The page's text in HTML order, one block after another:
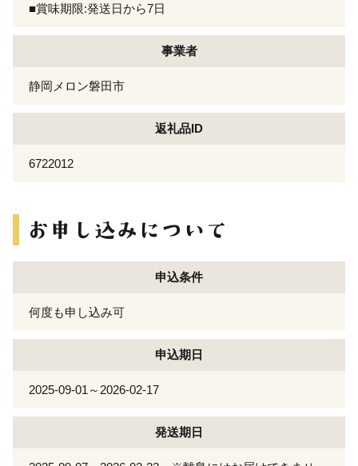
■賞味期限:発送日から7日
事業者
静岡メロン磐田市
返礼品ID
6722012
申込条件
何度も申し込み可
申込期日
2025-09-01～2026-02-17
発送期日